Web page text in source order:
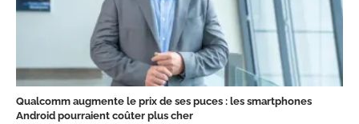
Qualcomm augmente le prix de ses puces : les smartphones
Android pourraient coûter plus cher